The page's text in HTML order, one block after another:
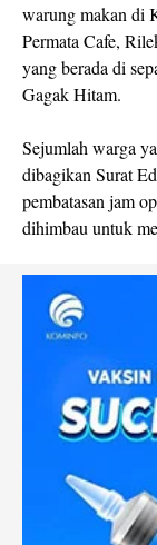
warung makan di
Permata Cafe,
yang berada di
Gagak Hitam.
Sejumlah warga
dibagikan Surat
pembatasan jam
dihimbau untuk